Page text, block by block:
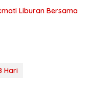
Liburan Bersama
Hari